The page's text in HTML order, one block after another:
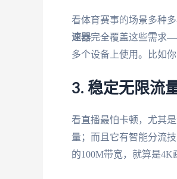
看体育赛事的场景多种
速器完全覆盖这些需求
多个设备上使用。比如
3. 稳定无限流
看直播最怕卡顿，尤其是
量；而且它有智能分流
的100M带宽，就算是4K